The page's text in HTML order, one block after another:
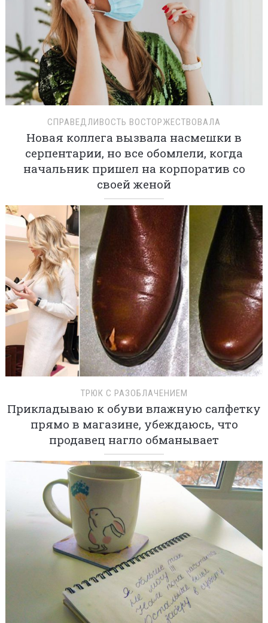
СПРАВЕДЛИВОСТЬ ВОСТОРЖЕСТВОВАЛА
Новая коллега вызвала насмешки в
серпентарии, но все обомлели, когда
начальник пришел на корпоратив со
своей женой
ТРЮК С РАЗОБЛАЧЕНИЕМ
Прикладываю к обуви влажную салфетку
прямо в магазине, убеждаюсь, что
продавец нагло обманывает